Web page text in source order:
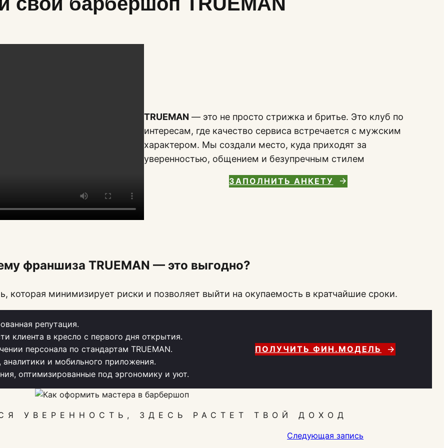
TRUEMAN — это не просто стрижка и бритье. Это клуб по
интересам, где качество сервиса встречается с мужским
характером. Мы создали место, куда приходят за
уверенностью, общением и безупречным стилем
ЗАПОЛНИТЬ АНКЕТУ
франшиза TRUEMAN — это выгодно?
которая минимизирует риски и позволяет выйти на окупаемость в кратчайшие сроки.
репутация.
клиента в кресло с первого дня открытия.
персонала по стандартам TRUEMAN.
аналитики и мобильного приложения.
оптимизированные под эргономику и уют.
ПОЛУЧИТЬ ФИН.МОДЕЛЬ
УВЕРЕННОСТЬ, ЗДЕСЬ РАСТЕТ ТВОЙ ДОХОД
Следующая запись